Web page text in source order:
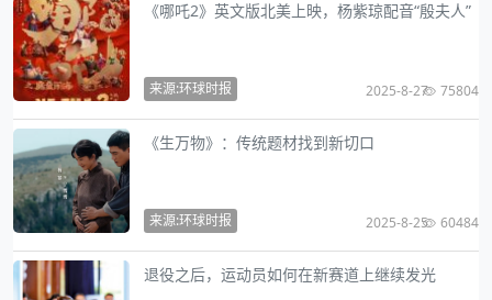
《哪吒2》英文版北美上映，杨紫琼配音“殷夫人”
来源:环球时报 2025-8-27 75804
《生万物》：传统题材找到新切口
来源:环球时报 2025-8-25 60484
退役之后，运动员如何在新赛道上继续发光